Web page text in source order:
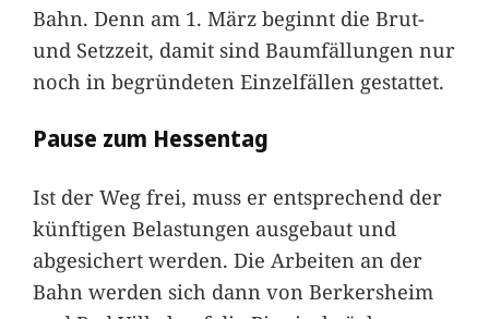
Bahn. Denn am 1. März beginnt die Brut-
und Setzzeit, damit sind Baumfällungen nur
noch in begründeten Einzelfällen gestattet.
Pause zum Hessentag
Ist der Weg frei, muss er entsprechend der
künftigen Belastungen ausgebaut und
abgesichert werden. Die Arbeiten an der
Bahn werden sich dann von Berkersheim